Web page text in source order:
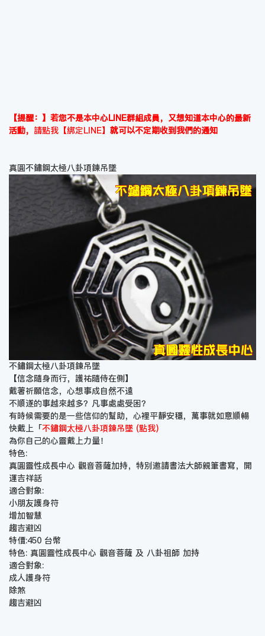
【提醒：】若您不是本中心LINE群組成員，又想知道本中心的最新
活動， 請點我【綁定LINE】 就可以不定期收到我們的通知
真圓不鏽鋼太極八卦項鍊吊墜
不鏽鋼太極八卦項鍊吊墜
【信念隨身而行，護祐隨侍在側】
戴著祈願信念，心想事成自然不遠
不順遂的事越來越多？凡事處處受困？
有時候需要的是一些信仰的幫助，心裡平靜安穩，萬事就如意順暢
快戴上「不鏽鋼太極八卦項鍊吊墜 (點我)
為你自己的心靈戴上力量！
特色:
真圓靈性成長中心 觀音菩薩加持，特別邀請書法大師親筆書寫，開
運吉祥話
適合對象:
小朋友護身符
增加智慧
趨吉避凶
特價:450 台幣
特色: 真圓靈性成長中心 觀音菩薩 及 八卦祖師 加持
適合對象:
成人護身符
除煞
趨吉避凶